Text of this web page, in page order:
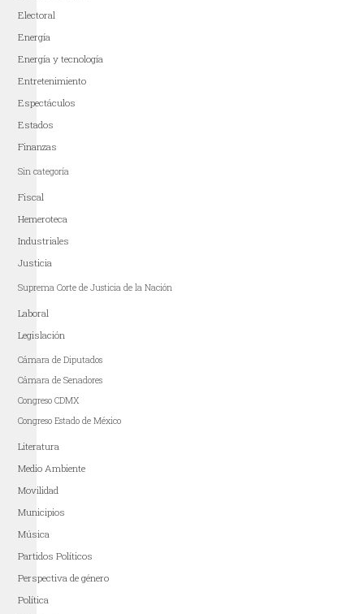
Electoral
Energía
Energía y tecnología
Entretenimiento
Espectáculos
Estados
Finanzas
Sin categoría
Fiscal
Hemeroteca
Industriales
Justicia
Suprema Corte de Justicia de la Nación
Laboral
Legislación
Cámara de Diputados
Cámara de Senadores
Congreso CDMX
Congreso Estado de México
Literatura
Medio Ambiente
Movilidad
Municipios
Música
Partidos Políticos
Perspectiva de género
Política